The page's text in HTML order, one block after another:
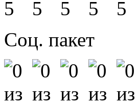
Соц. пакет